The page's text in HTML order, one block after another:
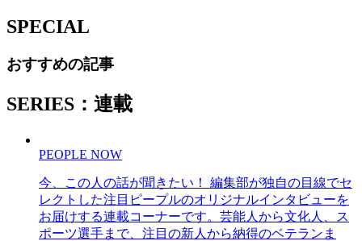
SPECIAL
おすすめの記事
SERIES：連載
PEOPLE NOW
今、この人の話が聞きたい！ 編集部が独自の目線でセ
レクトした注目ピープルのオリジナルインタビューを
お届けする連載コーナーです。芸能人から文化人、ス
ポーツ選手まで、注目の新人から納得のベテランま